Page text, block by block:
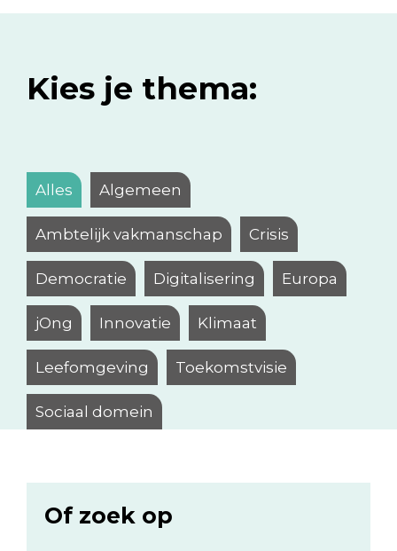
Kies je thema:
Alles Algemeen
Ambtelijk vakmanschap Crisis
Democratie Digitalisering Europa
jOng Innovatie Klimaat
Leefomgeving Toekomstvisie
Sociaal domein
Of zoek op